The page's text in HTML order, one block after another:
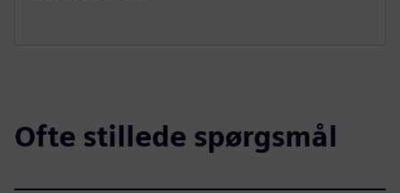
Ofte stillede spørgsmål